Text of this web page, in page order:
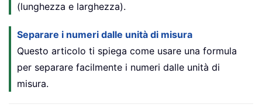
(lunghezza e larghezza).
Separare i numeri dalle unità di misura
Questo articolo ti spiega come usare una formula
per separare facilmente i numeri dalle unità di
misura.